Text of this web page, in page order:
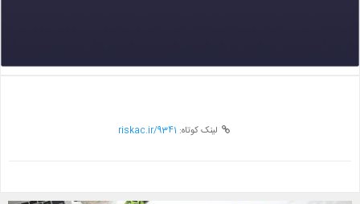
لینک کوتاه: riskac.ir/9341